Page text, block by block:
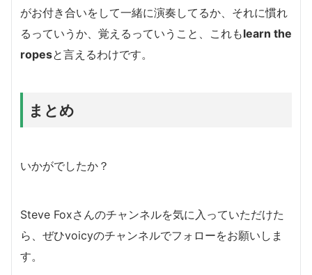
がお付き合いをして一緒に演奏してるか、それに慣れ
るっていうか、覚えるっていうこと、これもlearn the
ropesと言えるわけです。
まとめ
いかがでしたか？
Steve Foxさんのチャンネルを気に入っていただけた
ら、ぜひvoicyのチャンネルでフォローをお願いしま
す。